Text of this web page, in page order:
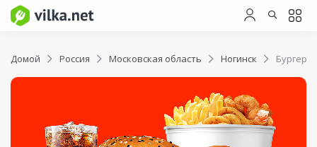
Домой Россия Московская область Ногинск Бургер